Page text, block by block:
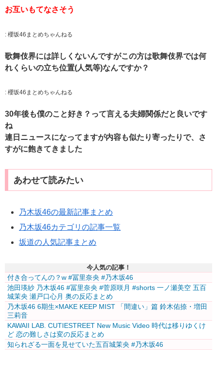
お互いもてなさそう
: 櫻坂46まとめちゃんねる
歌舞伎界には詳しくないんですがこの方は歌舞伎界では何
れくらいの立ち位置(人気等)なんですか？
: 櫻坂46まとめちゃんねる
30年後も僕のこと好き？って言える夫婦関係だと良いです
ね
連日ニュースになってますが内容も似たり寄ったりで、さ
すがに飽きてきました
あわせて読みたい
乃木坂46の最新記事まとめ
乃木坂46カテゴリの記事一覧
坂道の人気記事まとめ
今人気の記事！
付き合ってんの？w #冨里奈央 #乃木坂46
池田瑛紗 乃木坂46 #冨里奈央 #菅原咲月 #shorts 一ノ瀬美空 五百
城茉央 瀬戸口心月 奥の反応まとめ
乃木坂46 6期生×MAKE KEEP MIST 「間違い」篇 鈴木佑捺・増田
三莉音
KAWAII LAB. CUTIESTREET New Music Video 時代は移りゆくけ
ど 恋の難しさは変の反応まとめ
知られざる一面を見せていた五百城茉央 #乃木坂46